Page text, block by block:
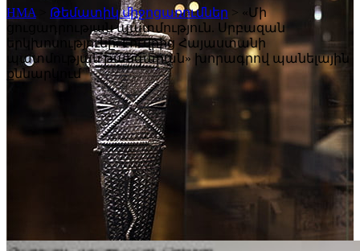
HMA Թեմատիկ միջոցառումներ > «Մի
ցուցադրության պատմություն. Սրբազան
երկխոսությունը. Լուվրից Հայաստանի
պատմության թանգարան» խորագրով պանելային
քննարկում